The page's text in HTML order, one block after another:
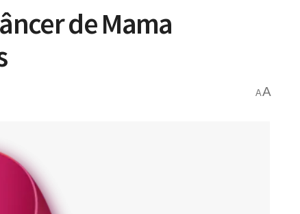
de Mama
AA